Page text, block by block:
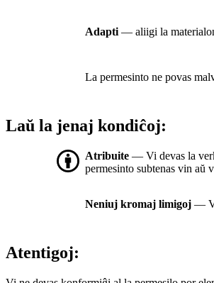
Adapti — aliigi la
La permesinto ne povas
Laŭ la jenaj kondiĉoj:
Atribuite — Vi devas la
permesinto subtenas vin aŭ
Neniuj kromaj limigoj —
Atentigoj: